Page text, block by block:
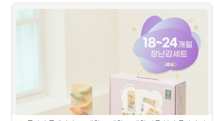
우이동금손 턱받이 베이비 민트 세트, 3개입, 1세트
파트너스 활동을 통해 일정액의 수수료를 제공받을 수 있습니다.